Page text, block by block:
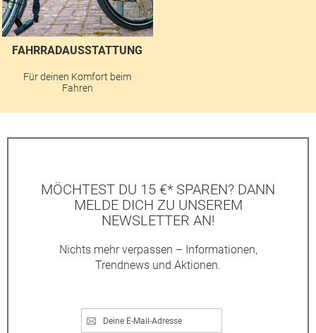
FAHRRADAUSSTATTUNG
Für deinen Komfort beim
Fahren
MÖCHTEST DU 15 €* SPAREN? DANN
MELDE DICH ZU UNSEREM
NEWSLETTER AN!
Nichts mehr verpassen – Informationen,
Trendnews und Aktionen.